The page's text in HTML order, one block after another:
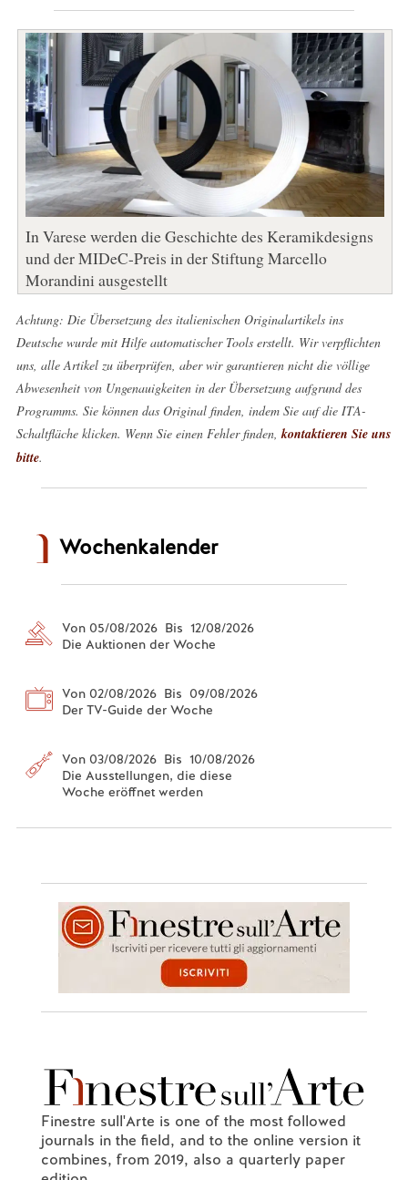
In Varese werden die Geschichte des Keramikdesigns
und der MIDeC-Preis in der Stiftung Marcello
Morandini ausgestellt
Achtung: Die Übersetzung des italienischen Originalartikels ins
Deutsche wurde mit Hilfe automatischer Tools erstellt. Wir verpflichten
uns, alle Artikel zu überprüfen, aber wir garantieren nicht die völlige
Abwesenheit von Ungenauigkeiten in der Übersetzung aufgrund des
Programms. Sie können das Original finden, indem Sie auf die ITA-
Schaltfläche klicken. Wenn Sie einen Fehler finden, kontaktieren Sie uns
bitte.
Wochenkalender
Von 05/08/2026 Bis 12/08/2026
Die Auktionen der Woche
Von 02/08/2026 Bis 09/08/2026
Der TV-Guide der Woche
Von 03/08/2026 Bis 10/08/2026
Die Ausstellungen, die diese
Woche eröffnet werden
Finestre sull'Arte is one of the most followed
journals in the field, and to the online version it
combines, from 2019, also a quarterly paper